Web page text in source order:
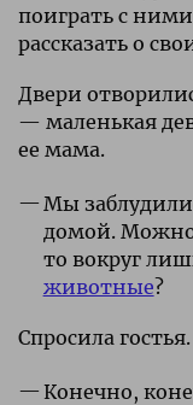
поиграть с
рассказать о
Двери
— маленькая
ее мама.
Мы
домой. Можно
то вокруг
животные?
Спросила гостья.
Конечно,